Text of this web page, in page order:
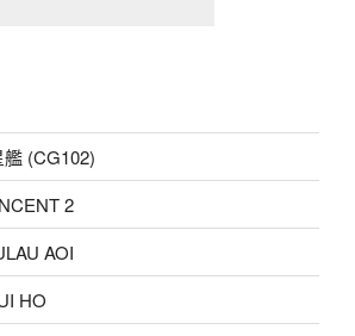
(CG102)
2
AOI
HO